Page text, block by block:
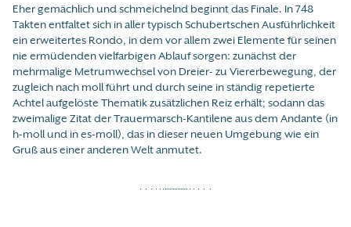
Eher gemächlich und schmeichelnd beginnt das Finale. In 748
Takten entfaltet sich in aller typisch Schubertschen Ausführlichkeit
ein erweitertes Rondo, in dem vor allem zwei Elemente für seinen
nie ermüdenden vielfarbigen Ablauf sorgen: zunächst der
mehrmalige Metrumwechsel von Dreier- zu Viererbewegung, der
zugleich nach moll führt und durch seine in ständig repetierte
Achtel aufgelöste Thematik zusätzlichen Reiz erhält; sodann das
zweimalige Zitat der Trauermarsch-Kantilene aus dem Andante (in
h-moll und in es-moll), das in dieser neuen Umgebung wie ein
Gruß aus einer anderen Welt anmutet.